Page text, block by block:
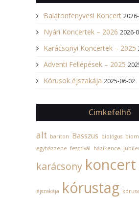
Balatonfenyvesi Koncert
Nyári Koncertek – 2026 2026-
Karácsonyi Koncertek – 2025
Adventi Fellépések – 2025
Kórusok éjszakája 2025-06-02
Cimkefelhő
alt bariton Basszus biológus
egyházzene fesztivál házikence
karácsony koncert
éjszakája kórustag